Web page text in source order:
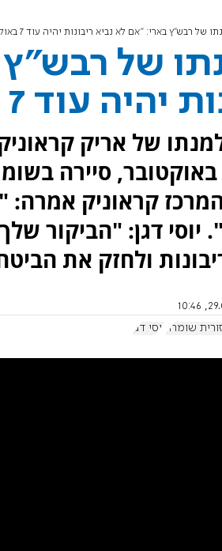
של רבש"ץ בארי: "אם לא נביא ריבונות יהיה עוד 7 באוקטובר"
של רבש"ץ
עוד 7 באוקטובר"
של אריק
סיירה
קראוניק אמרה:
יוסי דגן: "הביקור
ולחזק את
שומרון יוסי דגן